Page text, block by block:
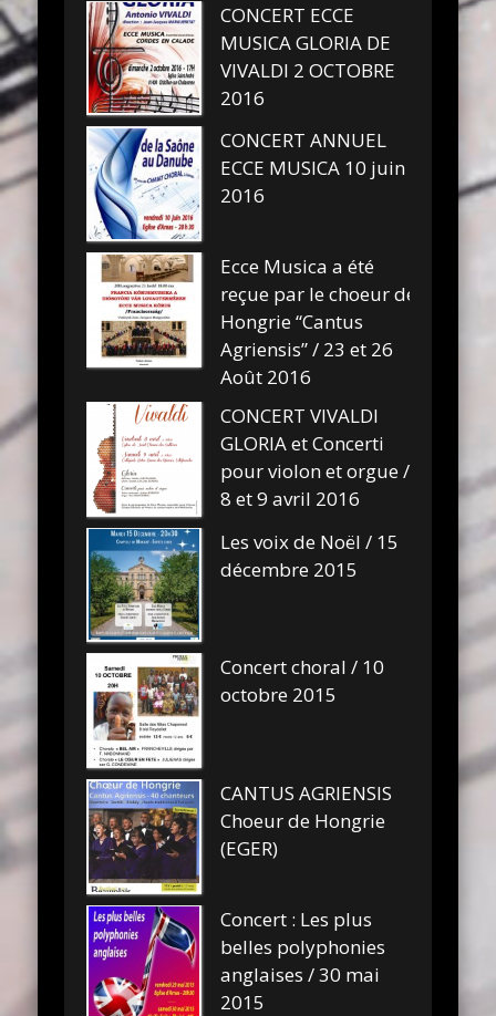
CONCERT ECCE
MUSICA GLORIA DE
VIVALDI 2 OCTOBRE
2016
CONCERT ANNUEL
ECCE MUSICA 10 juin
2016
Ecce Musica a été
reçue par le choeur de
Hongrie “Cantus
Agriensis” / 23 et 26
Août 2016
CONCERT VIVALDI
GLORIA et Concerti
pour violon et orgue /
8 et 9 avril 2016
Les voix de Noël / 15
décembre 2015
Concert choral / 10
octobre 2015
CANTUS AGRIENSIS
Choeur de Hongrie
(EGER)
Concert : Les plus
belles polyphonies
anglaises / 30 mai
2015